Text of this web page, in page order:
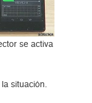
se activa
situación.